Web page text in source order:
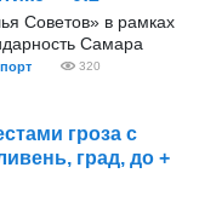
Советов» в рамках
Самара
320
гроза с
град, до +